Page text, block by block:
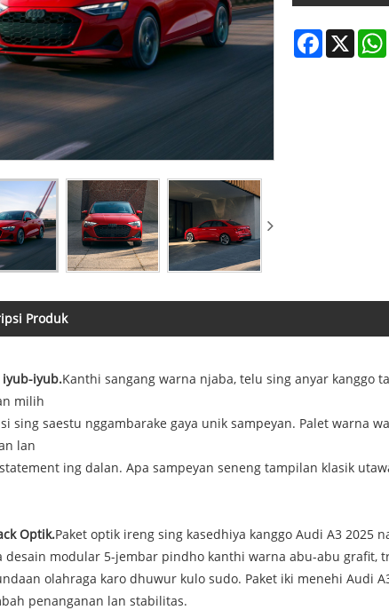
Facebook
X
Produk
iyub-iyub.Kanthi sangang warna njaba, telu sing anyar
milih
sing saestu nggambarake gaya unik sampeyan. Palet warna
lan
ing dalan. Apa sampeyan seneng tampilan klasik
Optik.Paket optik ireng sing kasedhiya kanggo Audi A3 2025
desain modular 5-jembar pindho kanthi warna abu-abu
olahraga karo dhuwur kulo sudo. Paket iki menehi Audi
penanganan lan stabilitas.